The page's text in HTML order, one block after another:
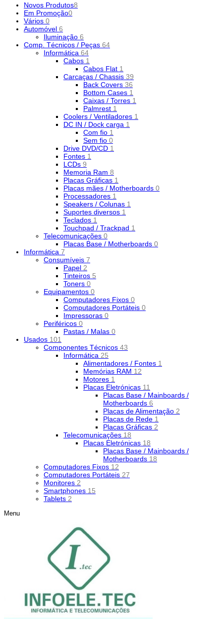
Novos Produtos8
Em Promoção0
Vários 0
Automóvel 6
Iluminação 6
Comp. Técnicos / Peças 64
Informática 64
Cabos 1
Cabos Flat 1
Carcaças / Chassis 39
Back Covers 36
Bottom Cases 1
Caixas / Torres 1
Palmrest 1
Coolers / Ventiladores 1
DC IN / Dock carga 1
Com fio 1
Sem fio 0
Drive DVD/CD 1
Fontes 1
LCDs 9
Memoria Ram 8
Placas Gráficas 1
Placas mães / Motherboards 0
Processadores 1
Speakers / Colunas 1
Suportes diversos 1
Teclados 1
Touchpad / Trackpad 1
Telecomunicações 0
Placas Base / Motherboards 0
Informática 7
Consumíveis 7
Papel 2
Tinteiros 5
Toners 0
Equipamentos 0
Computadores Fixos 0
Computadores Portáteis 0
Impressoras 0
Periféricos 0
Pastas / Malas 0
Usados 101
Componentes Técnicos 43
Informática 25
Alimentadores / Fontes 1
Memórias RAM 12
Motores 1
Placas Eletrónicas 11
Placas Base / Mainboards /
Motherboards 6
Placas de Alimentação 2
Placas de Rede 1
Placas Gráficas 2
Telecomunicações 18
Placas Eletrónicas 18
Placas Base / Mainboards /
Motherboards 18
Computadores Fixos 12
Computadores Portáteis 27
Monitores 2
Smartphones 15
Tablets 2
Menu